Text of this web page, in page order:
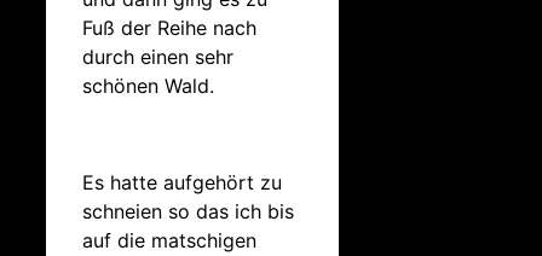
Fuß der Reihe nach
durch einen sehr
schönen Wald.
Es hatte aufgehört zu
schneien so das ich bis
auf die matschigen